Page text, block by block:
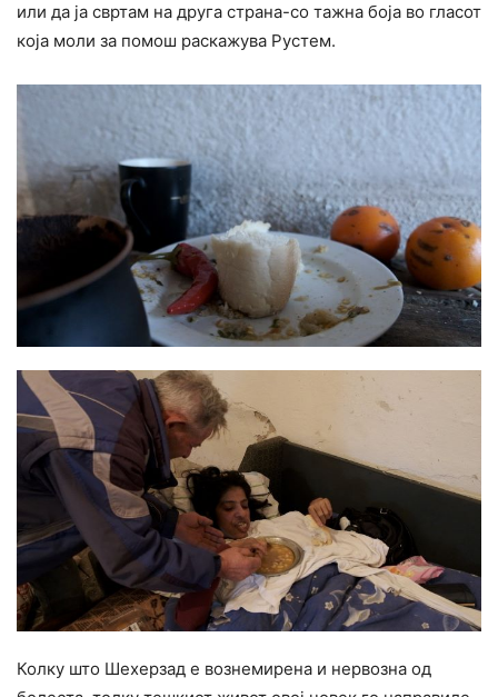
или да ја свртам на друга страна-со тажна боја во гласот
која моли за помош раскажува Рустем.
Колку што Шехерзад е вознемирена и нервозна од